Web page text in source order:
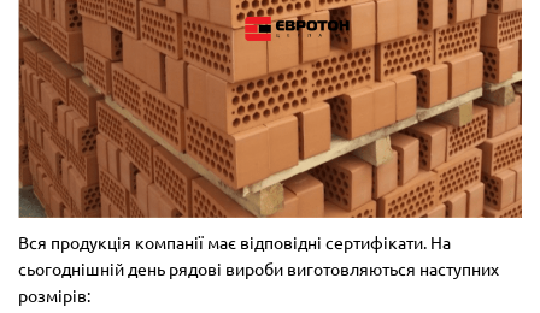
Вся продукція компанії має відповідні сертифікати. На
сьогоднішній день рядові вироби виготовляються наступних
розмірів: